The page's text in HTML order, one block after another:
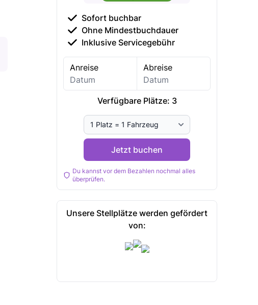
Sofort buchbar
Ohne Mindestbuchdauer
Inklusive Servicegebühr
Anreise Abreise
Verfügbare Plätze: 3
Jetzt buchen
Du kannst vor dem Bezahlen nochmal alles
überprüfen.
Unsere Stellplätze werden gefördert
von: